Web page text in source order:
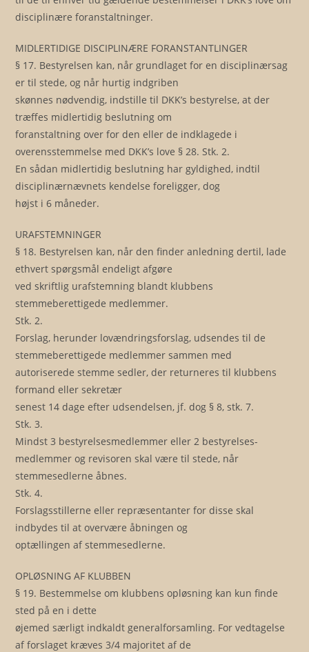
disciplinære foranstaltninger.
MIDLERTIDIGE DISCIPLINÆRE FORANSTANTLINGER
§ 17. Bestyrelsen kan, når grundlaget for en disciplinærsag
er til stede, og når hurtig indgriben
skønnes nødvendig, indstille til DKK’s bestyrelse, at der
træffes midlertidig beslutning om
foranstaltning over for den eller de indklagede i
overensstemmelse med DKK’s love § 28. Stk. 2.
En sådan midlertidig beslutning har gyldighed, indtil
disciplinærnævnets kendelse foreligger, dog
højst i 6 måneder.
URAFSTEMNINGER
§ 18. Bestyrelsen kan, når den finder anledning dertil, lade
ethvert spørgsmål endeligt afgøre
ved skriftlig urafstemning blandt klubbens
stemmeberettigede medlemmer.
Stk. 2.
Forslag, herunder lovændringsforslag, udsendes til de
stemmeberettigede medlemmer sammen med
autoriserede stemme sedler, der returneres til klubbens
formand eller sekretær
senest 14 dage efter udsendelsen, jf. dog § 8, stk. 7.
Stk. 3.
Mindst 3 bestyrelsesmedlemmer eller 2 bestyrelses-
medlemmer og revisoren skal være til stede, når
stemmesedlerne åbnes.
Stk. 4.
Forslagsstillerne eller repræsentanter for disse skal
indbydes til at overvære åbningen og
optællingen af stemmesedlerne.
OPLØSNING AF KLUBBEN
§ 19. Bestemmelse om klubbens opløsning kan kun finde
sted på en i dette
øjemed særligt indkaldt generalforsamling. For vedtagelse
af forslaget kræves 3/4 majoritet af de